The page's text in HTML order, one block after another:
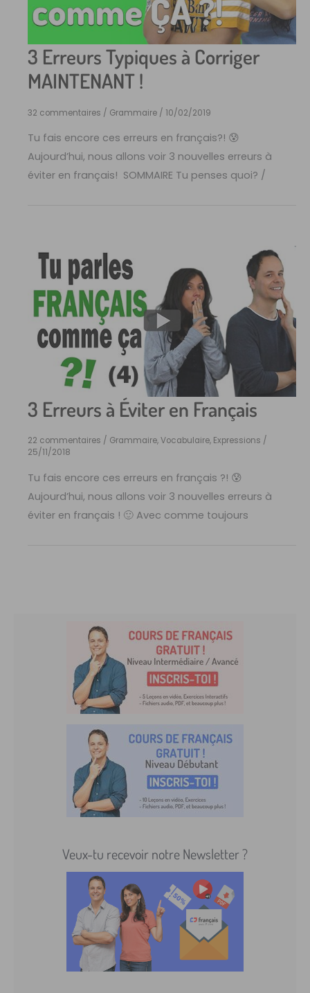
3 Erreurs Typiques à Corriger
MAINTENANT !
32 commentaires / Grammaire / 10/02/2019
Tu fais encore ces erreurs en français?! 😰
Aujourd’hui, nous allons voir 3 nouvelles erreurs à
éviter en français! SOMMAIRE Tu penses quoi? /
3 Erreurs à Éviter en Français
22 commentaires / Grammaire,Vocabulaire, Expressions /
25/11/2018
Tu fais encore ces erreurs en français ?! 😰
Aujourd’hui, nous allons voir 3 nouvelles erreurs à
éviter en français ! 🙂 Avec comme toujours
Veux-tu recevoir notre Newsletter ?